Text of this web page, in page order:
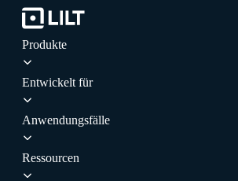
Produkte
Entwickelt für
Anwendungsfälle
Ressourcen